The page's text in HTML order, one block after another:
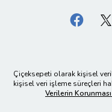
Çiçeksepeti olarak kişisel
kişisel veri işleme süreçleri
Verilerin